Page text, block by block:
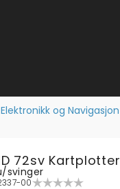
Elektronikk og Navigasjon
72sv Kartplotter
svinger
00